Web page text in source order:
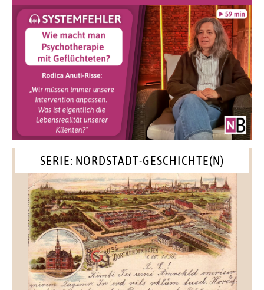
SERIE: NORDSTADT-GESCHICHTE(N)